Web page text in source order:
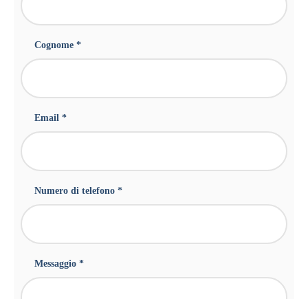
Cognome *
Email *
Numero di telefono *
Messaggio *